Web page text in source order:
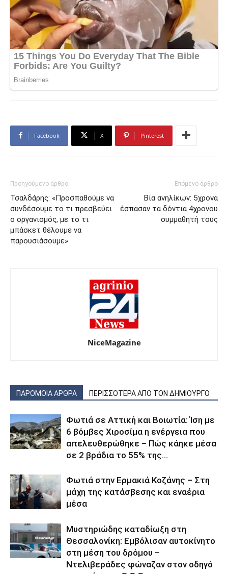
Facebook X Pinterest
Προηγούμενο άρθρο
Τσαλδάρης: «Προσπαθούμε να
συνδέσουμε το τι πρεσβεύει
ο οργανισμός, με το τι
μπάσκετ θέλουμε να
παρουσιάσουμε»
Επόμενο άρθρο
Βία ανηλίκων: 5χρονα
έσπασαν τα δόντια 4χρονου
συμμαθητή τους
NiceMagazine
ΠΑΡΟΜΟΙΑ ΑΡΘΡΑ ΠΕΡΙΣΣΟΤΕΡΑ ΑΠΟ ΤΟΝ ΔΗΜΙΟΥΡΓΟ
Φωτιά σε Αττική και Βοιωτία: Ίση με
6 βόμβες Χιροσίμα η ενέργεια που
απελευθερώθηκε – Πώς κάηκε μέσα
σε 2 βράδια το 55% της...
Φωτιά στην Ερμακιά Κοζάνης – Στη
μάχη της κατάσβεσης και εναέρια
μέσα
Μυστηριώδης καταδίωξη στη
Θεσσαλονίκη: Εμβόλισαν αυτοκίνητο
στη μέση του δρόμου –
Ντελιβεράδες φώναζαν στον οδηγό